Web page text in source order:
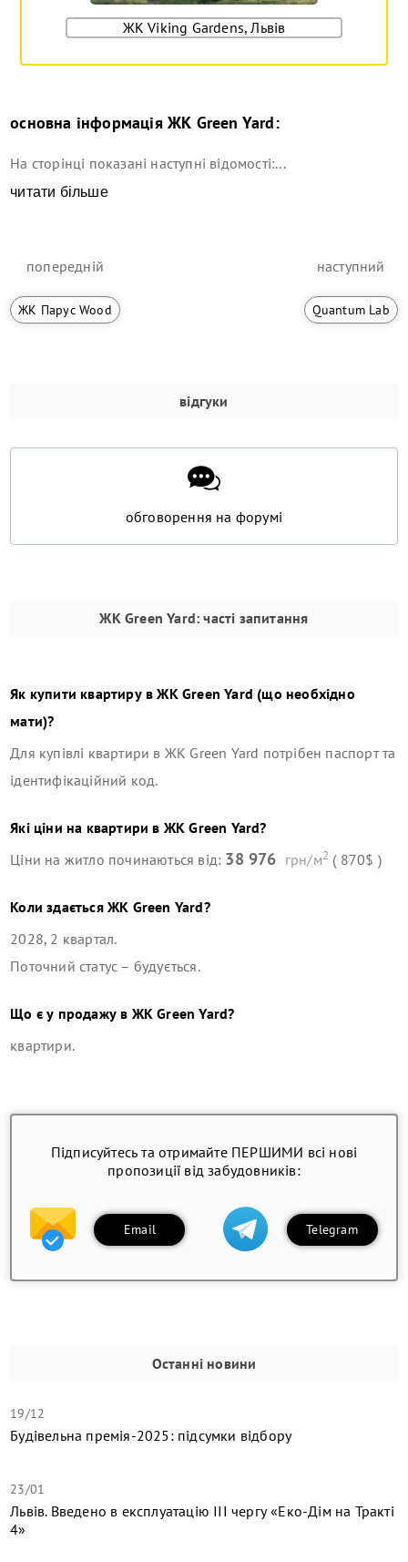
ЖК Viking Gardens, Львів
основна інформаціяЖК Green Yard:
На сторінці показані наступні відомості:...
читати більше
попередній
ЖК Парус Wood
наступний
Quantum Lab
відгуки
обговорення на форумі
ЖК Green Yard: часті запитання
Як купити квартиру вЖК Green Yard (що необхідно
мати)?
Для купівлі квартири в ЖК Green Yard потрібен паспорт та
ідентифікаційний код.
Які ціни на квартири в ЖК Green Yard?
Ціни на житло починаються від: 38 976 грн/м2 ( 870$ )
Коли здаєтьсяЖК Green Yard?
2028, 2 квартал.
Поточний статус – будується.
Що є у продажу в ЖК Green Yard?
квартири.
Підписуйтесь та отримайте ПЕРШИМИ всі нові
пропозиції від забудовників:
Email Telegram
Останні новини
19/12
Будівельна премія-2025: підсумки відбору
23/01
Львів. Введено в експлуатацію ІІІ чергу «Еко-Дім на Тракті
4»